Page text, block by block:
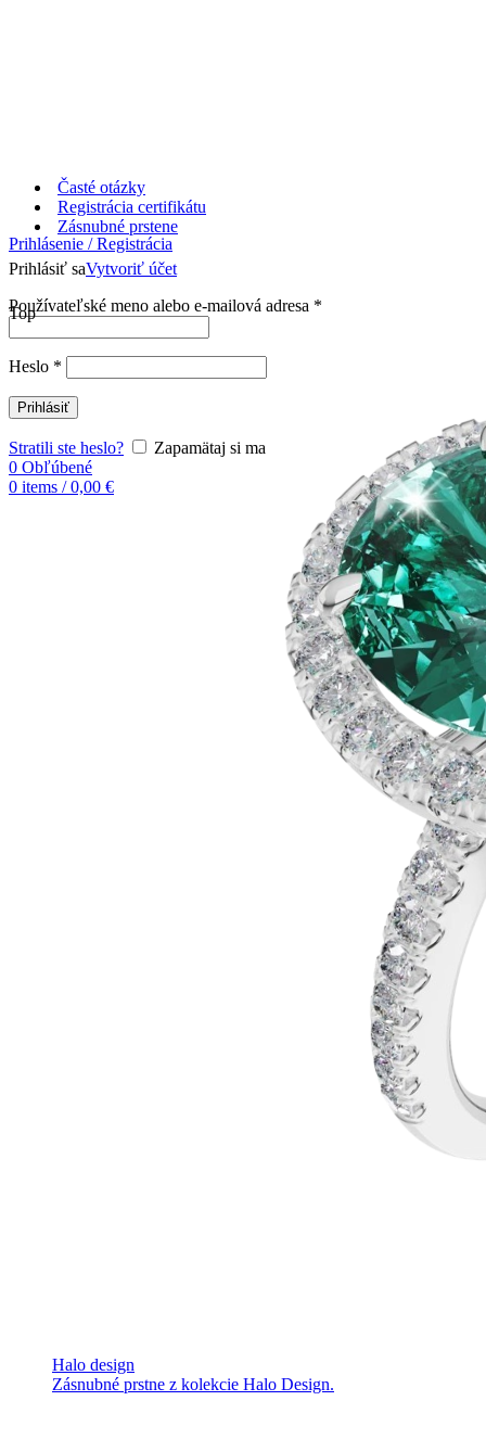
Časté otázky
Registrácia certifikátu
Prihlásenie / Registrácia
Prihlásiť saVytvoriť účet
Používateľské meno alebo e-mailová adresa *
Heslo *
Prihlásiť
Stratili ste heslo?
Zapamätaj si ma
0 Obľúbené
0 items / 0,00 €
Zásnubné prstene
Halo design
Zásnubné prstne z kolekcie Halo Design.
Top